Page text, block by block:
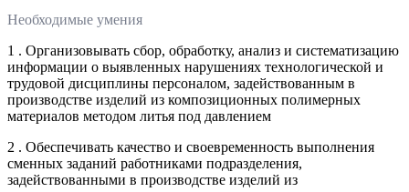
Необходимые умения
1 . Организовывать сбор, обработку, анализ и систематизацию
информации о выявленных нарушениях технологической и
трудовой дисциплины персоналом, задействованным в
производстве изделий из композиционных полимерных
материалов методом литья под давлением
2 . Обеспечивать качество и своевременность выполнения
сменных заданий работниками подразделения,
задействованными в производстве изделий из